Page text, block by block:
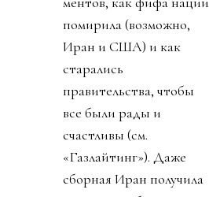
помирила (возможно,
Иран и США) и как
старались
правительства, чтобы
все были рады и
счастливы (см.
«Газлайтинг»). Даже
сборная Иран получила